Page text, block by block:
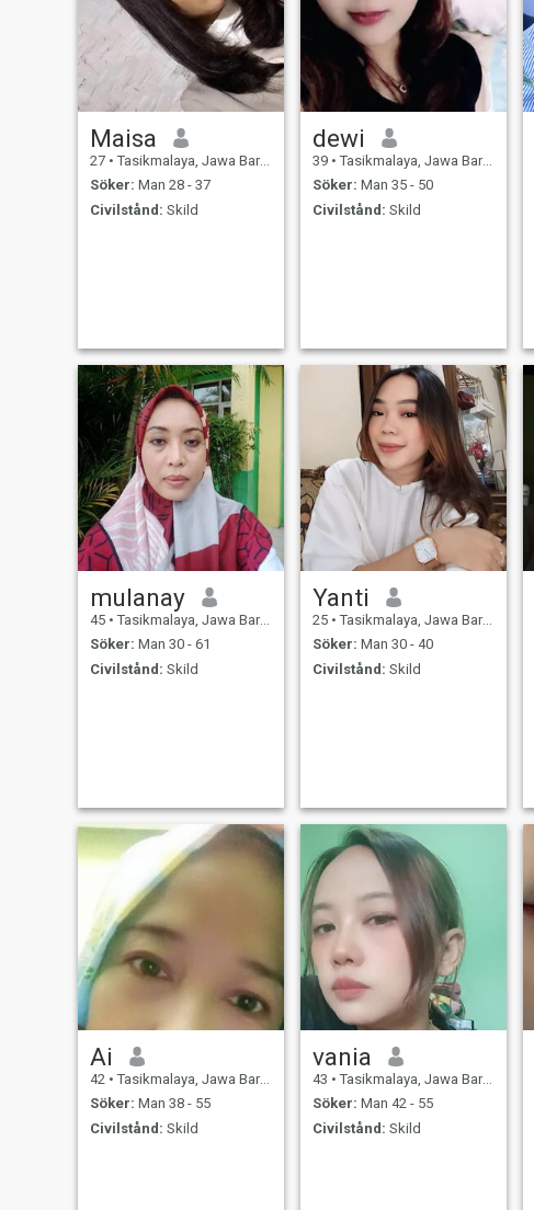
Maisa
27 • Tasikmalaya, Jawa Barat, Indonesien
Söker: Man 28 - 37
Civilstånd: Skild
dewi
39 • Tasikmalaya, Jawa Barat, Indonesien
Söker: Man 35 - 50
Civilstånd: Skild
mulanay
45 • Tasikmalaya, Jawa Barat, Indonesien
Söker: Man 30 - 61
Civilstånd: Skild
Yanti
25 • Tasikmalaya, Jawa Barat, Indonesien
Söker: Man 30 - 40
Civilstånd: Skild
Ai
42 • Tasikmalaya, Jawa Barat, Indonesien
Söker: Man 38 - 55
Civilstånd: Skild
vania
43 • Tasikmalaya, Jawa Barat, Indonesien
Söker: Man 42 - 55
Civilstånd: Skild